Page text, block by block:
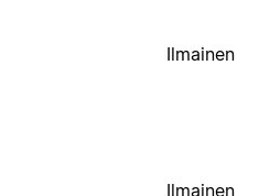
Ilmainen
Ilmainen